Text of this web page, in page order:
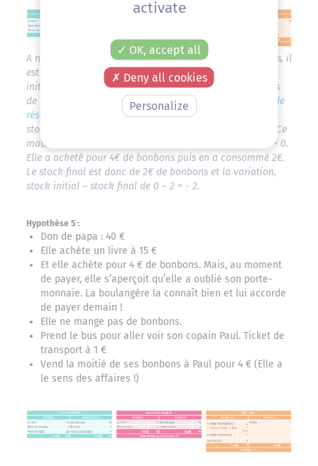
A noter, pour connaître les achats réellement consommés, il
est nécessaire de calculer la variation de stock : stock
initial – stock final. Ainsi les achats consommés = achats
de la période + stock initial – stock final.
(cf Le compte de
résultat : explications détaillées – Les achats)
. De plus, le
stock qui apparaît dans le patrimoine est le stock final. Ce
matin Marie n’avait pas de bonbons, donc stock initial = 0.
Elle a acheté pour 4€ de bonbons puis en a consommé 2€.
Le stock final est donc de 2€ de bonbons et la variation,
stock initial – stock final de 0 – 2 = - 2.
Hypothèse 5 :
Don de papa : 40 €
Elle achète un livre à 15 €
Et elle achète pour 4 € de bonbons. Mais, au moment
de payer, elle s’aperçoit qu’elle a oublié son porte-
monnaie. La boulangère la connaît bien et lui accorde
de payer demain !
Elle ne mange pas de bonbons.
Prend le bus pour aller voir son copain Paul. Ticket de
transport à 1 €
Vend la moitié de ses bonbons à Paul pour 4 € (Elle a
le sens des affaires !)
activate
OK, accept all
Deny all cookies
Personalize